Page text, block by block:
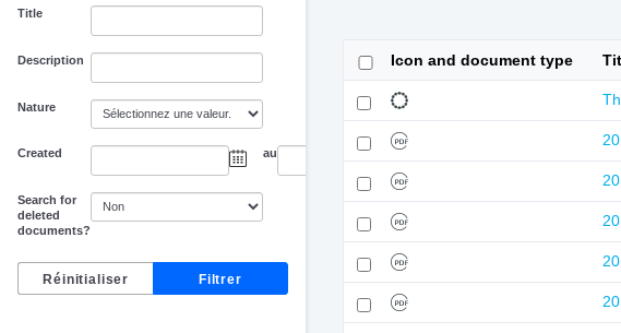
Title
Description
Nature
Created au
Search for
deleted
documents?
Icon and document type